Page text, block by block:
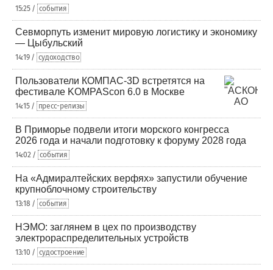
15:25 / события
Севморпуть изменит мировую логистику и экономику
— Цыбульский
14:19 / судоходство
Пользователи КОМПАС-3D встретятся на
фестивале KOMPAScon 6.0 в Москве
14:15 / пресс-релизы
В Приморье подвели итоги морского конгресса
2026 года и начали подготовку к форуму 2028 года
14:02 / события
На «Адмиралтейских верфях» запустили обучение
крупноблочному строительству
13:18 / события
НЭМО: заглянем в цех по производству
электрораспределительных устройств
13:10 / судостроение